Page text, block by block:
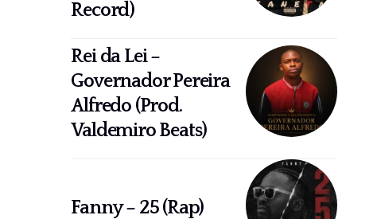
Record)
Rei da Lei –
Governador Pereira
Alfredo (Prod.
Valdemiro Beats)
Fanny – 25 (Rap)